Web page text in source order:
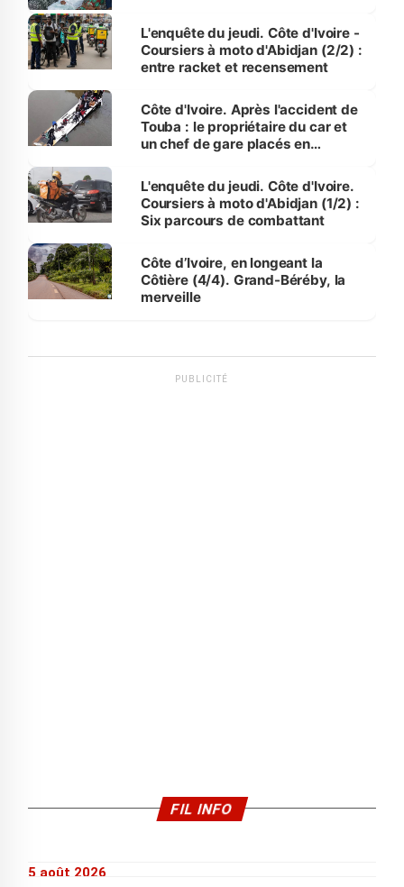
L'enquête du jeudi. Côte d'Ivoire -
Coursiers à moto d'Abidjan (2/2) :
entre racket et recensement
Côte d'Ivoire. Après l'accident de
Touba : le propriétaire du car et
un chef de gare placés en
L'enquête du jeudi. Côte d'Ivoire.
Coursiers à moto d'Abidjan (1/2) :
Six parcours de combattant
Côte d’Ivoire, en longeant la
Côtière (4/4). Grand-Béréby, la
merveille
PUBLICITÉ
FIL INFO
5 août 2026